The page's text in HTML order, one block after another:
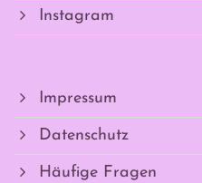
Instagram
Impressum
Datenschutz
Häufige Fragen